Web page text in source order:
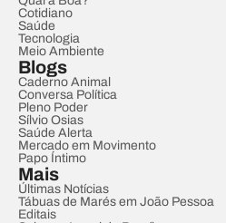
Cotidiano
Saúde
Tecnologia
Meio Ambiente
Blogs
Caderno Animal
Conversa Política
Pleno Poder
Sílvio Osias
Saúde Alerta
Mercado em Movimento
Papo Íntimo
Mais
Últimas Notícias
Tábuas de Marés em João Pessoa
Editais